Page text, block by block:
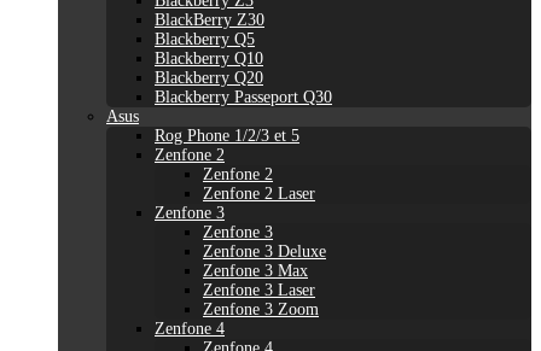
BlackBerry Z30
Blackberry Q5
Blackberry Q10
Blackberry Q20
Blackberry Passeport Q30
Asus
Rog Phone 1/2/3 et 5
Zenfone 2
Zenfone 2
Zenfone 2 Laser
Zenfone 3
Zenfone 3
Zenfone 3 Deluxe
Zenfone 3 Max
Zenfone 3 Laser
Zenfone 3 Zoom
Zenfone 4